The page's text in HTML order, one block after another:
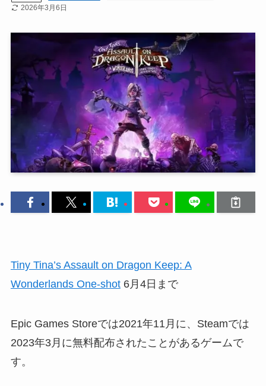
2026年3月6日
Tiny Tina’s Assault on Dragon Keep: A
Wonderlands One-shot6月4日まで
Epic Games Storeでは2021年11月に、Steamでは
2023年3月に無料配布されたことがあるゲームで
す。